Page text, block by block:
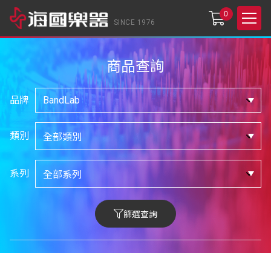
SINCE 1976
0
商品查詢
品牌
類別
系列
篩選查詢